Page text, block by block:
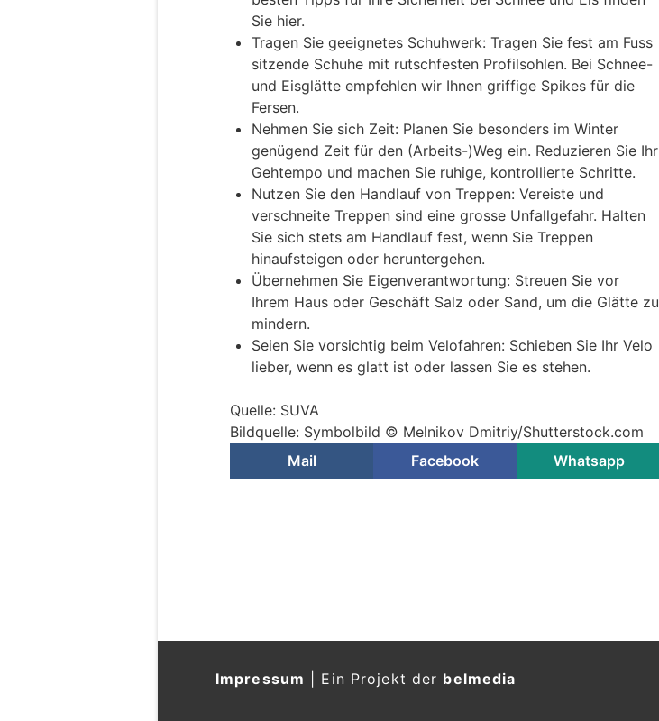
Sie hier.
Tragen Sie geeignetes Schuhwerk: Tragen Sie fest am Fuss
sitzende Schuhe mit rutschfesten Profilsohlen. Bei Schnee-
und Eisglätte empfehlen wir Ihnen griffige Spikes für die
Fersen.
Nehmen Sie sich Zeit: Planen Sie besonders im Winter
genügend Zeit für den (Arbeits-)Weg ein. Reduzieren Sie Ihr
Gehtempo und machen Sie ruhige, kontrollierte Schritte.
Nutzen Sie den Handlauf von Treppen: Vereiste und
verschneite Treppen sind eine grosse Unfallgefahr. Halten
Sie sich stets am Handlauf fest, wenn Sie Treppen
hinaufsteigen oder heruntergehen.
Übernehmen Sie Eigenverantwortung: Streuen Sie vor
Ihrem Haus oder Geschäft Salz oder Sand, um die Glätte zu
mindern.
Seien Sie vorsichtig beim Velofahren: Schieben Sie Ihr Velo
lieber, wenn es glatt ist oder lassen Sie es stehen.
Quelle: SUVA
Bildquelle: Symbolbild © Melnikov Dmitriy/Shutterstock.com
Mail
Facebook Whatsapp
Impressum Ein Projekt der belmedia